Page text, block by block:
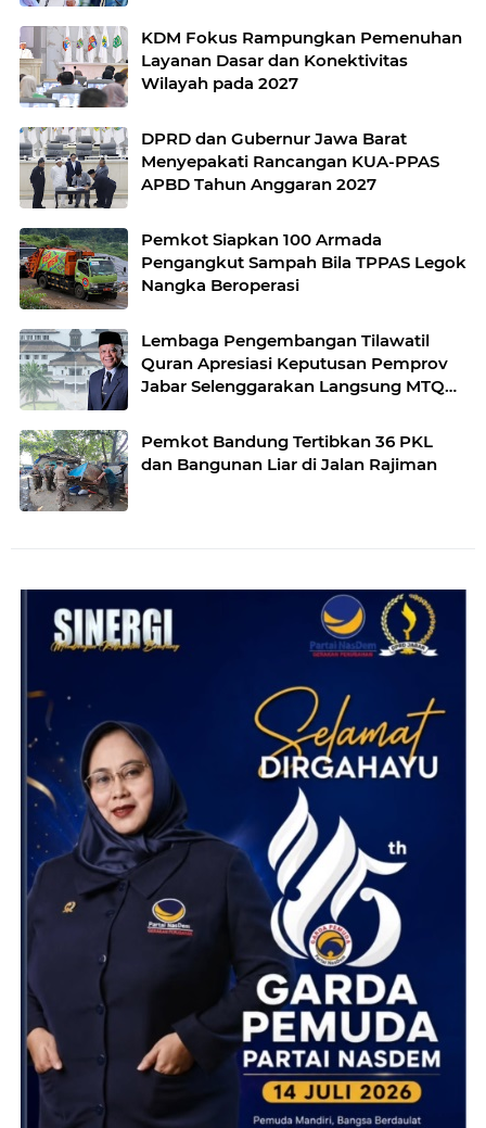
KDM Fokus Rampungkan Pemenuhan
Layanan Dasar dan Konektivitas
Wilayah pada 2027
DPRD dan Gubernur Jawa Barat
Menyepakati Rancangan KUA-PPAS
APBD Tahun Anggaran 2027
Pemkot Siapkan 100 Armada
Pengangkut Sampah Bila TPPAS Legok
Nangka Beroperasi
Lembaga Pengembangan Tilawatil
Quran Apresiasi Keputusan Pemprov
Jabar Selenggarakan Langsung MTQ
Pemkot Bandung Tertibkan 36 PKL
dan Bangunan Liar di Jalan Rajiman